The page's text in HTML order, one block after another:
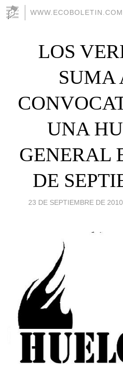
WWW.ECOBOLETIN.COM
LOS
SUMA
UNA
GENERAL
DE
23 DE SEPTIEMBRE DE